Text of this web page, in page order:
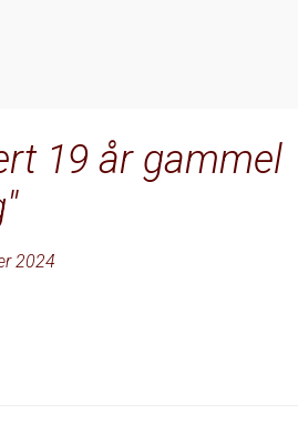
19 år gammel
2024